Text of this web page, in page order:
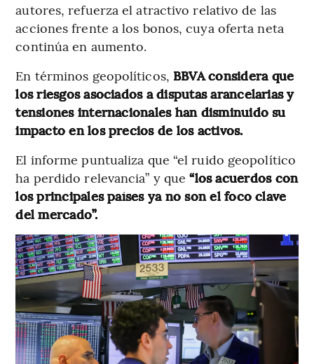
autores, refuerza el atractivo relativo de las
acciones frente a los bonos, cuya oferta neta
continúa en aumento.
En términos geopolíticos, BBVA considera que
los riesgos asociados a disputas arancelarias y
tensiones internacionales han disminuido su
impacto en los precios de los activos.
El informe puntualiza que “el ruido geopolítico
ha perdido relevancia” y que“los acuerdos con
los principales países ya no son el foco clave
del mercado”.